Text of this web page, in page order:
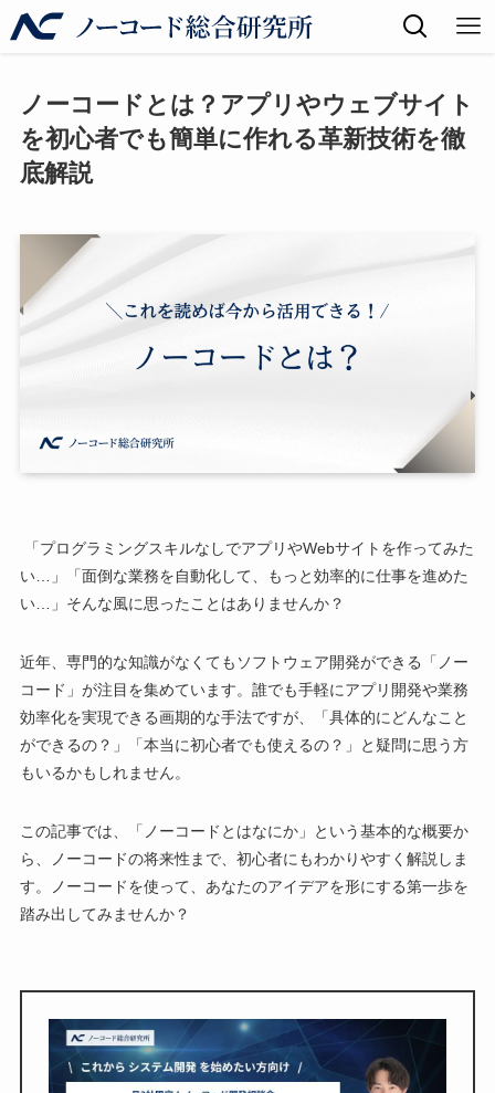
ノーコードとは？アプリやウェブサイト
を初心者でも簡単に作れる革新技術を徹
底解説
「プログラミングスキルなしでアプリやWebサイトを作ってみた
い…」「面倒な業務を自動化して、もっと効率的に仕事を進めた
い…」そんな風に思ったことはありませんか？
近年、専門的な知識がなくてもソフトウェア開発ができる「ノー
コード」が注目を集めています。誰でも手軽にアプリ開発や業務
効率化を実現できる画期的な手法ですが、「具体的にどんなこと
ができるの？」「本当に初心者でも使えるの？」と疑問に思う方
もいるかもしれません。
この記事では、「ノーコードとはなにか」という基本的な概要か
ら、ノーコードの将来性まで、初心者にもわかりやすく解説しま
す。ノーコードを使って、あなたのアイデアを形にする第一歩を
踏み出してみませんか？